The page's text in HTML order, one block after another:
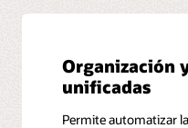
Transformación y
Organización
unificadas
Permite automatizar